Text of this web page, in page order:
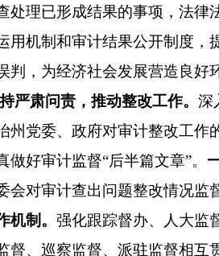
处理已形成结果的事项，法律
用机制和审计结果公开制度，
判，为经济社会发展营造良好
严肃问责，推动整改工作。深
州党委、政府对审计整改工作
做好审计监督“后半篇文章”。
会对审计查出问题整改情况监
机制。 强化跟踪督办、人大监
督、巡察监督、派驻监督相互